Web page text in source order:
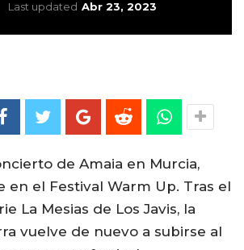
Last updated Abr 23, 2023
de Amaia en Murcia,
en el Festival Warm Up. Tras el
La Mesias de Los Javis, la
vuelve de nuevo a subirse al